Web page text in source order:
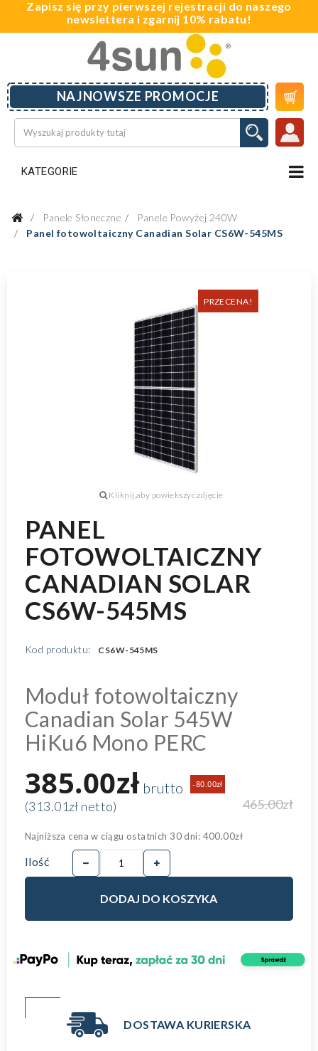
Zapisz się przy pierwszej rejestracji do naszego
newslettera i zgarnij 10% rabatu!
KATEGORIE
NAJNOWSZE PROMOCJE 
Panele Słoneczne
Panele Powyżej 240W
Panel fotowoltaiczny Canadian Solar CS6W-545MS
PRZECENA!
PANEL
FOTOWOLTAICZNY
CANADIAN SOLAR
CS6W-545MS
Kod produktu: CS6W-545MS
Moduł fotowoltaiczny
Canadian Solar 545W
HiKu6 Mono PERC
385.00złbrutto
(313.01zł netto)
-80.00zł
465.00zł
Najniższa cena w ciągu ostatnich 30 dni: 400.00zł
Ilość
DODAJ DO KOSZYKA
DOSTAWA KURIERSKA